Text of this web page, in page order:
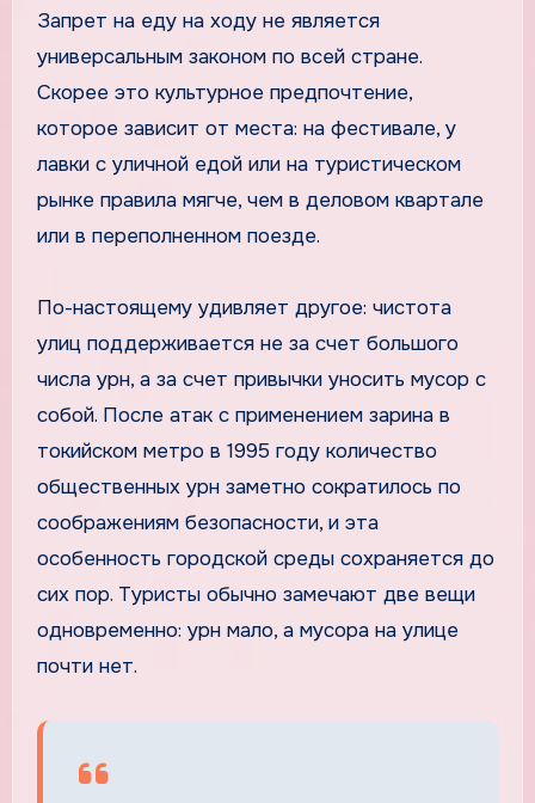
Запрет на еду на ходу не является
универсальным законом по всей стране.
Скорее это культурное предпочтение,
которое зависит от места: на фестивале, у
лавки с уличной едой или на туристическом
рынке правила мягче, чем в деловом квартале
или в переполненном поезде.
По-настоящему удивляет другое: чистота
улиц поддерживается не за счет большого
числа урн, а за счет привычки уносить мусор с
собой. После атак с применением зарина в
токийском метро в 1995 году количество
общественных урн заметно сократилось по
соображениям безопасности, и эта
особенность городской среды сохраняется до
сих пор. Туристы обычно замечают две вещи
одновременно: урн мало, а мусора на улице
почти нет.